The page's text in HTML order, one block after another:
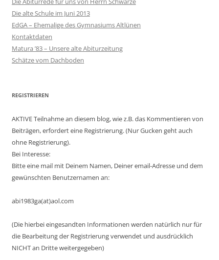
Die alte Schule im Juni 2013
EdGA – Ehemalige des Gymnasiums Altlünen
Kontaktdaten
Matura ’83 – Unsere alte Abiturzeitung
Schätze vom Dachboden
REGISTRIEREN
AKTIVE Teilnahme an diesem blog, wie z.B. das Kommentieren von
Beiträgen, erfordert eine Registrierung. (Nur Gucken geht auch
ohne Registrierung).
Bei Interesse:
Bitte eine mail mit Deinem Namen, Deiner email-Adresse und dem
gewünschten Benutzernamen an:
abi1983ga(at)aol.com
(Die hierbei eingesandten Informationen werden natürlich nur für
die Bearbeitung der Registrierung verwendet und ausdrücklich
NICHT an Dritte weitergegeben)